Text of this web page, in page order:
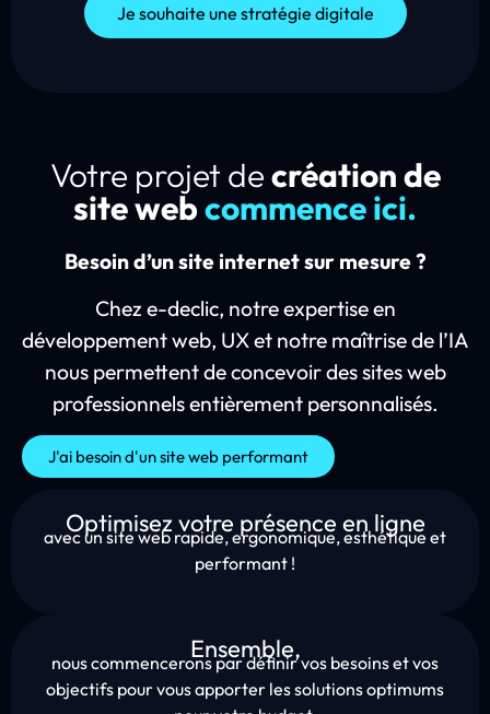
Je souhaite une stratégie digitale
Votre projet decréation de
site webcommence ici.
Besoin d’un site internet sur mesure ?
Chez e-declic, notre expertise en
développement web, UX et notre maîtrise de l’IA
nous permettent de concevoir des sites web
professionnels entièrement personnalisés.
J'ai besoin d'un site web performant
Optimisez votre présence en ligne
avec un site web rapide, ergonomique, esthétique et
performant !
Ensemble,
nous commencerons par définir vos besoins et vos
objectifs pour vous apporter les solutions optimums